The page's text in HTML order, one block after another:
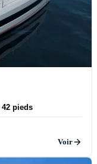
42 pieds
Voir